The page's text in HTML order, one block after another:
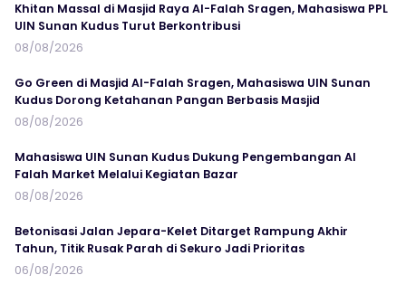
Khitan Massal di Masjid Raya Al-Falah Sragen, Mahasiswa PPL
UIN Sunan Kudus Turut Berkontribusi
08/08/2026
Go Green di Masjid Al-Falah Sragen, Mahasiswa UIN Sunan
Kudus Dorong Ketahanan Pangan Berbasis Masjid
08/08/2026
Mahasiswa UIN Sunan Kudus Dukung Pengembangan Al
Falah Market Melalui Kegiatan Bazar
08/08/2026
Betonisasi Jalan Jepara-Kelet Ditarget Rampung Akhir
Tahun, Titik Rusak Parah di Sekuro Jadi Prioritas
06/08/2026